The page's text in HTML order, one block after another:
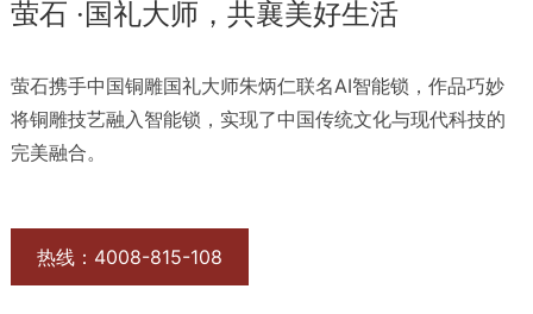
萤石 ·国礼大师，共襄美好生活
萤石携手中国铜雕国礼大师朱炳仁联名AI智能锁，作品巧妙
将铜雕技艺融入智能锁，实现了中国传统文化与现代科技的
完美融合。
热线：4008-815-108